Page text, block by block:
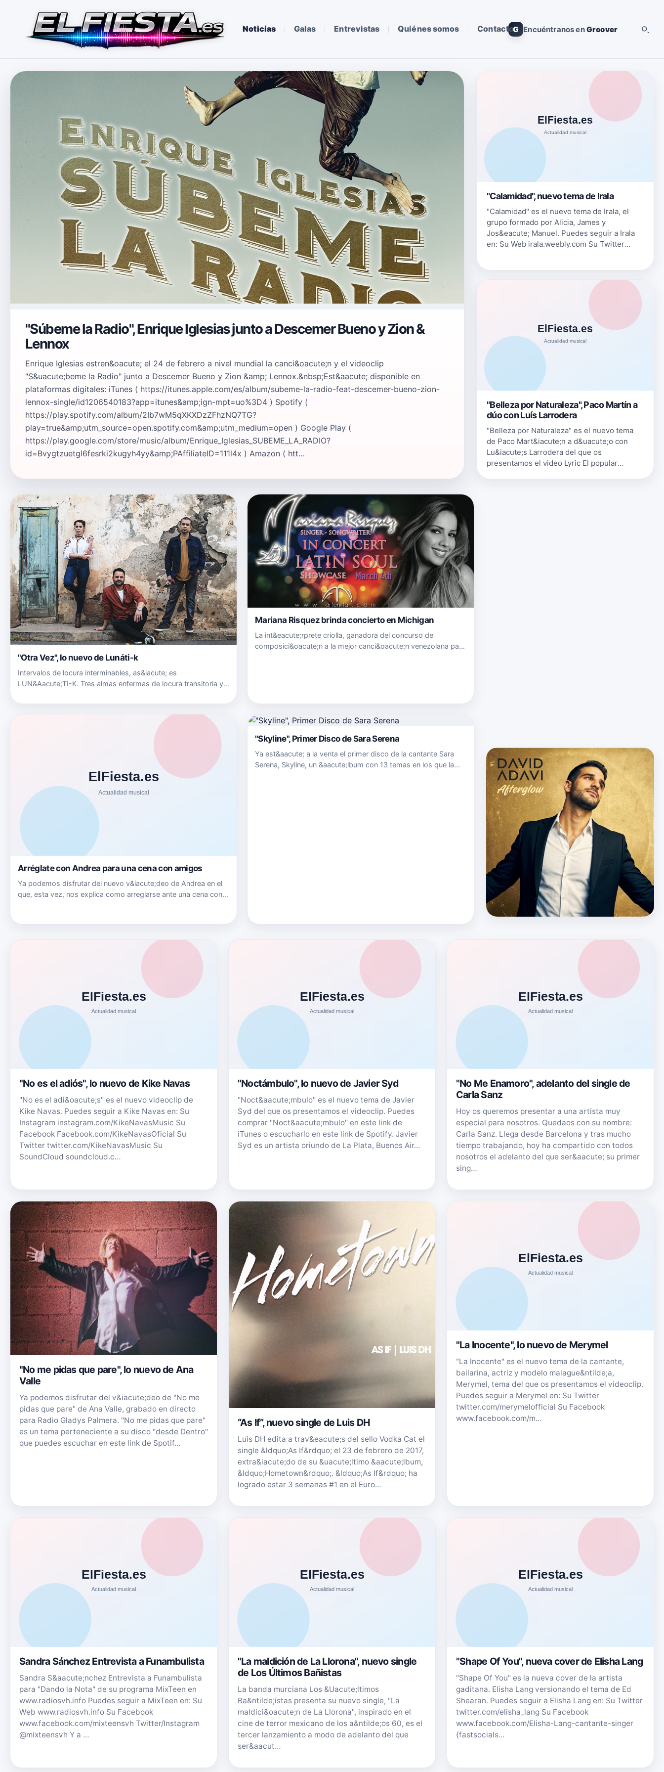
Noticias Galas Entrevistas Quiénes somos ContactoG Encuéntranos enGroover
"Súbeme la Radio", Enrique Iglesias junto a Descemer Bueno y Zion &
Lennox
Enrique Iglesias estren&oacute; el 24 de febrero a nivel mundial la canci&oacute;n y el videoclip
"S&uacute;beme la Radio" junto a Descemer Bueno y Zion &amp; Lennox.&nbsp;Est&aacute; disponible en
plataformas digitales: iTunes ( https://itunes.apple.com/es/album/subeme-la-radio-feat-descemer-bueno-zion-
lennox-single/id1206540183?app=itunes&amp;ign-mpt=uo%3D4 ) Spotify (
https://play.spotify.com/album/2Ib7wM5qXKXDzZFhzNQ7TG?
play=true&amp;utm_source=open.spotify.com&amp;utm_medium=open ) Google Play (
https://play.google.com/store/music/album/Enrique_Iglesias_SUBEME_LA_RADIO?
id=Bvygtzuetgl6fesrki2kugyh4yy&amp;PAffiliateID=111l4x ) Amazon ( htt…
"Calamidad", nuevo tema de Irala
"Calamidad" es el nuevo tema de Irala, el
grupo formado por Alicia, James y
Jos&eacute; Manuel. Puedes seguir a Irala
en: Su Web irala.weebly.com Su Twitter
"Belleza por Naturaleza", Paco Martín a
dúo con Luís Larrodera
"Belleza por Naturaleza" es el nuevo tema
de Paco Mart&iacute;n a d&uacute;o con
Lu&iacute;s Larrodera del que os
presentamos el video Lyric El popular
"Otra Vez", lo nuevo de Lunáti-k
Intervalos de locura interminables, as&iacute; es
LUN&Aacute;TI-K. Tres almas enfermas de locura transitoria y
locos muy cuerdos, te contagiar&aacute;n con esa dosis de
Mariana Risquez brinda concierto en Michigan
La int&eacute;rprete criolla, ganadora del concurso de
composici&oacute;n a la mejor canci&oacute;n venezolana para
Arréglate con Andrea para una cena con amigos
Ya podemos disfrutar del nuevo v&iacute;deo de Andrea en el
que, esta vez, nos explica como arreglarse ante una cena con
www.instagram.com/andreafighter…
"Skyline", Primer Disco de Sara Serena
Ya est&aacute; a la venta el primer disco de la cantante Sara
Serena, Skyline, un &aacute;lbum con 13 temas en los que la
"No es el adiós", lo nuevo de Kike Navas
"No es el adi&oacute;s" es el nuevo videoclip de
Kike Navas. Puedes seguir a Kike Navas en: Su
Instagram instagram.com/KikeNavasMusic Su
Facebook Facebook.com/KikeNavasOficial Su
Twitter twitter.com/KikeNavasMusic Su
SoundCloud soundcloud.c…
"Noctámbulo", lo nuevo de Javier Syd
"Noct&aacute;mbulo" es el nuevo tema de Javier
Syd del que os presentamos el videoclip. Puedes
comprar "Noct&aacute;mbulo" en este link de
iTunes o escucharlo en este link de Spotify. Javier
Syd es un artista oriundo de La Plata, Buenos Air…
"No Me Enamoro", adelanto del single de
Carla Sanz
Hoy os queremos presentar a una artista muy
especial para nosotros. Quedaos con su nombre:
Carla Sanz. Llega desde Barcelona y tras mucho
tiempo trabajando, hoy ha compartido con todos
nosotros el adelanto del que ser&aacute; su primer
sing…
"No me pidas que pare", lo nuevo de Ana
Valle
Ya podemos disfrutar del v&iacute;deo de "No me
pidas que pare" de Ana Valle, grabado en directo
para Radio Gladys Palmera. "No me pidas que pare"
es un tema perteneciente a su disco "desde Dentro"
que puedes escuchar en este link de Spotif…
“As If”, nuevo single de Luis DH
Luis DH edita a trav&eacute;s del sello Vodka Cat el
single &ldquo;As If&rdquo; el 23 de febrero de 2017,
extra&iacute;do de su &uacute;ltimo &aacute;lbum,
&ldquo;Hometown&rdquo;. &ldquo;As If&rdquo; ha
logrado estar 3 semanas #1 en el Euro…
"La Inocente", lo nuevo de Merymel
"La Inocente" es el nuevo tema de la cantante,
bailarina, actriz y modelo malague&ntilde;a,
Merymel, tema del que os presentamos el videoclip.
Puedes seguir a Merymel en: Su Twitter
twitter.com/merymelofficial Su Facebook
www.facebook.com/m…
Sandra Sánchez Entrevista a Funambulista
Sandra S&aacute;nchez Entrevista a Funambulista
para "Dando la Nota" de su programa MixTeen en
www.radiosvh.info Puedes seguir a MixTeen en: Su
Web www.radiosvh.info Su Facebook
www.facebook.com/mixteensvh Twitter/Instagram
@mixteensvh Y a …
"La maldición de La Llorona", nuevo single
de Los Últimos Bañistas
La banda murciana Los &Uacute;ltimos
Ba&ntilde;istas presenta su nuevo single, "La
maldici&oacute;n de La Llorona", inspirado en el
cine de terror mexicano de los a&ntilde;os 60, es el
tercer lanzamiento a modo de adelanto del que
ser&aacut…
"Shape Of You", nueva cover de Elisha Lang
"Shape Of You" es la nueva cover de la artista
gaditana. Elisha Lang versionando el tema de Ed
Shearan. Puedes seguir a Elisha Lang en: Su Twitter
twitter.com/elisha_lang Su Facebook
www.facebook.com/Elisha-Lang-cantante-singer
{fastsocials…